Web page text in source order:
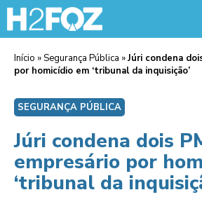
Início »Segurança Pública »Júri condena
por homicídio em ‘tribunal da inquisição’
SEGURANÇA PÚBLICA
Júri condena dois
empresário por
‘tribunal da